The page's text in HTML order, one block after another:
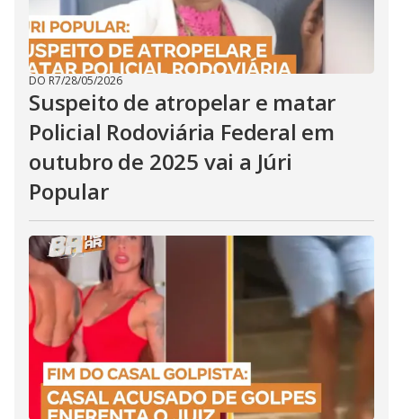
DO R7/28/05/2026
Suspeito de atropelar e matar
Policial Rodoviária Federal em
outubro de 2025 vai a Júri
Popular